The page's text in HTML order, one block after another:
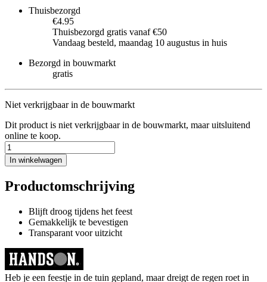
Thuisbezorgd
€4.95
Thuisbezorgd gratis vanaf €50
Vandaag besteld, maandag 10 augustus in huis
Bezorgd in bouwmarkt
gratis
Niet verkrijgbaar in de bouwmarkt
Dit product is niet verkrijgbaar in de bouwmarkt, maar uitsluitend
online te koop.
In winkelwagen
Productomschrijving
Blijft droog tijdens het feest
Gemakkelijk te bevestigen
Transparant voor uitzicht
Heb je een feestje in de tuin gepland, maar dreigt de regen roet in